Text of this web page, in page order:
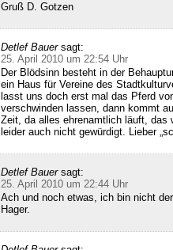
Gruß D. Gotzen
Detlef Bauer sagt:
25. April 2010 um 22:54 Uhr
Der Blödsinn besteht in der
ein Haus für Vereine des
lasst uns doch erst mal das Pferd
verschwinden lassen, dann kommt
Zeit, da alles ehrenamtlich läuft, das
leider auch nicht gewürdigt. Lieber
Detlef Bauer sagt:
25. April 2010 um 22:44 Uhr
Ach und noch etwas, ich bin nicht
Hager.